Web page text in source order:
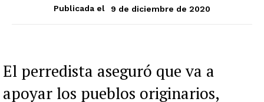
Publicada el
9 de diciembre de 2020
El perredista aseguró que va a
apoyar los pueblos originarios,